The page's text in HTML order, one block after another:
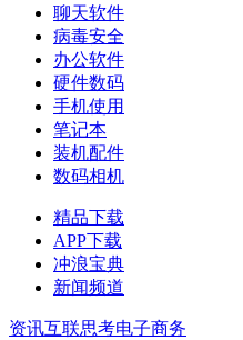
聊天软件
病毒安全
办公软件
硬件数码
手机使用
笔记本
装机配件
数码相机
精品下载
APP下载
冲浪宝典
新闻频道
资讯互联思考电子商务